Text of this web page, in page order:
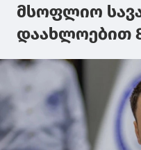
მსოფლიო
დაახლოებით